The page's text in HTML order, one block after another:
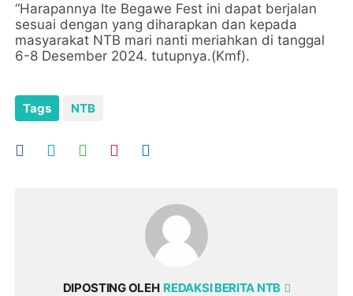
“Harapannya Ite Begawe Fest ini dapat berjalan
sesuai dengan yang diharapkan dan kepada
masyarakat NTB mari nanti meriahkan di tanggal
6-8 Desember 2024. tutupnya.(Kmf).
Tags NTB
DIPOSTING OLEH REDAKSI BERITA NTB